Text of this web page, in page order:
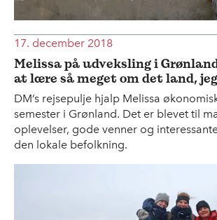
17. december 2018
Melissa på udveksling i
at lære så meget om det land,
DM’s rejsepulje hjalp Melissa
semester i Grønland. Det er blevet til
oplevelser, gode venner og
den lokale befolkning.